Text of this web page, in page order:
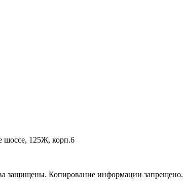
шоссе, 125Ж, корп.6
Копирование информации запрещено.